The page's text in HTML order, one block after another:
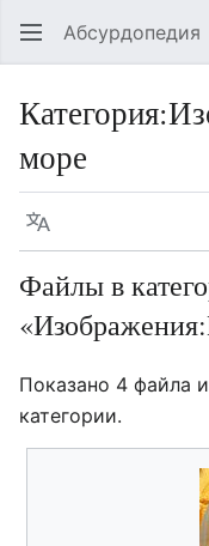
Абсурдопедия
Категория:
море
Язык
Файлы в
Показано 4 файла
категории.